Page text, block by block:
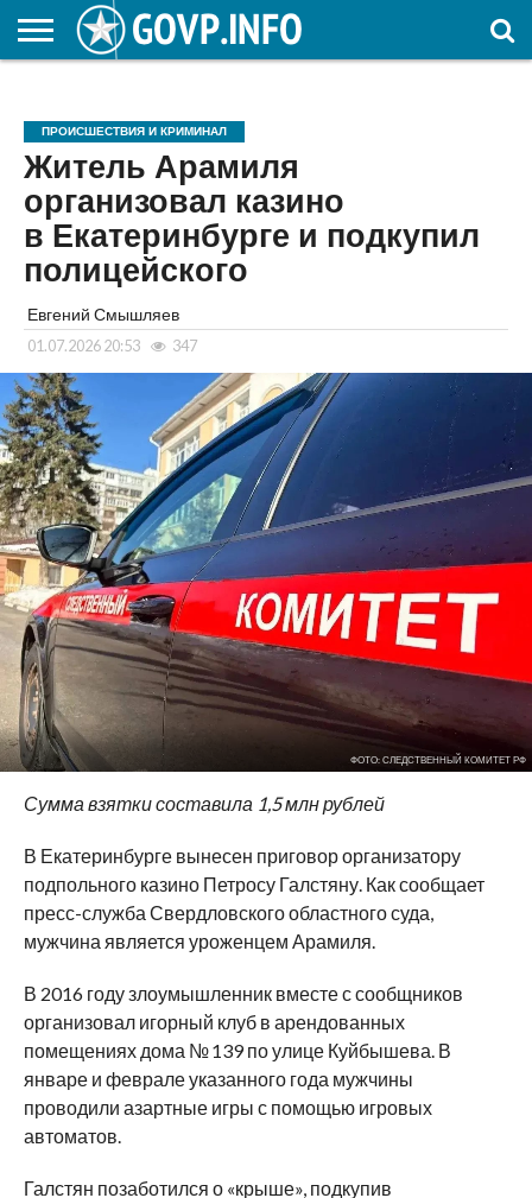
ОБРАЗОВАНИЕ
ПРОИСШЕСТВИЯ И КРИМИНАЛ
Житель Арамиля
организовал казино
в Екатеринбурге и подкупил
полицейского
Евгений Смышляев
01.07.2026 20:53 347
ФОТО: СЛЕДСТВЕННЫЙ КОМИТЕТ РФ
Сумма взятки составила 1,5 млн рублей
В Екатеринбурге вынесен приговор организатору
подпольного казино Петросу Галстяну. Как сообщает
пресс-служба Свердловского областного суда,
мужчина является уроженцем Арамиля.
В 2016 году злоумышленник вместе с сообщников
организовал игорный клуб в арендованных
помещениях дома № 139 по улице Куйбышева. В
январе и феврале указанного года мужчины
проводили азартные игры с помощью игровых
автоматов.
Галстян позаботился о «крыше», подкупив